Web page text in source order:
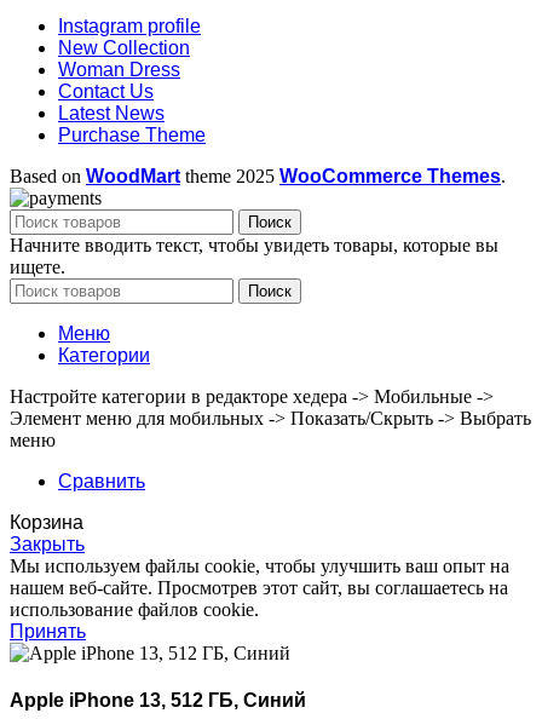
Instagram profile
New Collection
Woman Dress
Contact Us
Latest News
Purchase Theme
Based on WoodMart theme 2025 WooCommerce Themes.
Поиск
Начните вводить текст, чтобы увидеть товары, которые вы
ищете.
Поиск
Меню
Категории
Настройте категории в редакторе хедера -> Мобильные ->
Элемент меню для мобильных -> Показать/Скрыть -> Выбрать
меню
Сравнить
Корзина
Закрыть
Мы используем файлы cookie, чтобы улучшить ваш опыт на
нашем веб-сайте. Просмотрев этот сайт, вы соглашаетесь на
использование файлов cookie.
Принять
Apple iPhone 13, 512 ГБ, Синий